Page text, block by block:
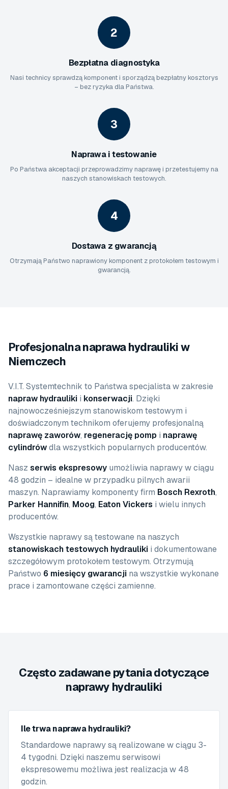
2
Bezpłatna diagnostyka
Nasi technicy sprawdzą komponent i sporządzą bezpłatny kosztorys
– bez ryzyka dla Państwa.
3
Naprawa i testowanie
Po Państwa akceptacji przeprowadzimy naprawę i przetestujemy na
naszych stanowiskach testowych.
4
Dostawa z gwarancją
Otrzymają Państwo naprawiony komponent z protokołem testowym i
gwarancją.
Profesjonalna naprawa hydrauliki w
Niemczech
V.I.T. Systemtechnik to Państwa specjalista w zakresie
napraw hydrauliki i konserwacji. Dzięki
najnowocześniejszym stanowiskom testowym i
doświadczonym technikom oferujemy profesjonalną
naprawę zaworów, regenerację pomp i naprawę
cylindrówdla wszystkich popularnych producentów.
Nasz serwis ekspresowy umożliwia naprawy w ciągu
48 godzin – idealne w przypadku pilnych awarii
maszyn. Naprawiamy komponenty firm Bosch Rexroth,
Parker Hannifin, Moog, Eaton Vickers i wielu innych
producentów.
Wszystkie naprawy są testowane na naszych
stanowiskach testowych hydrauliki i dokumentowane
szczegółowym protokołem testowym. Otrzymują
Państwo 6 miesięcy gwarancji na wszystkie wykonane
prace i zamontowane części zamienne.
Często zadawane pytania dotyczące
naprawy hydrauliki
Ile trwa naprawa hydrauliki?
Standardowe naprawy są realizowane w ciągu 3-
4 tygodni. Dzięki naszemu serwisowi
ekspresowemu możliwa jest realizacja w 48
godzin.